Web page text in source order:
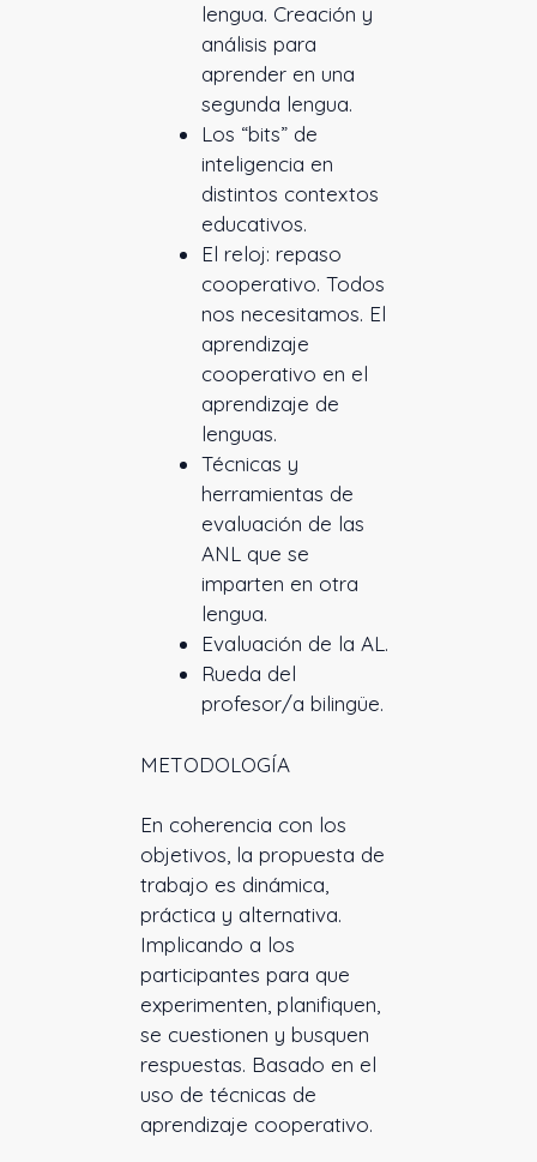
lengua. Creación y
análisis para
aprender en una
segunda lengua.
Los “bits” de
inteligencia en
distintos contextos
educativos.
El reloj: repaso
cooperativo. Todos
nos necesitamos. El
aprendizaje
cooperativo en el
aprendizaje de
lenguas.
Técnicas y
herramientas de
evaluación de las
ANL que se
imparten en otra
lengua.
Evaluación de la AL.
Rueda del
profesor/a bilingüe.
METODOLOGÍA
En coherencia con los
objetivos, la propuesta de
trabajo es dinámica,
práctica y alternativa.
Implicando a los
participantes para que
experimenten, planifiquen,
se cuestionen y busquen
respuestas. Basado en el
uso de técnicas de
aprendizaje cooperativo.